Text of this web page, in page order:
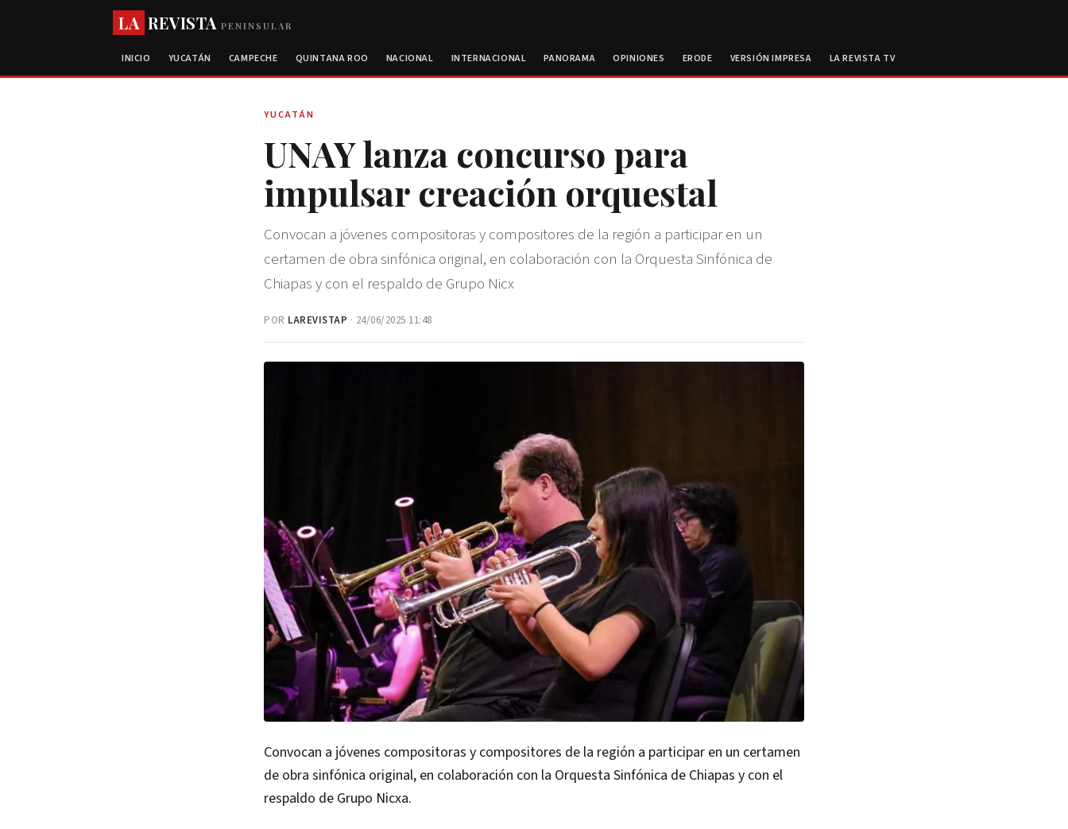
LA REVISTAPENINSULAR
INICIO YUCATÁN CAMPECHE QUINTANA ROO NACIONAL INTERNACIONAL PANORAMA OPINIONES ERODE VERSIÓN IMPRESA LA REVISTA TV
YUCATÁN
UNAY lanza concurso para
impulsar creación orquestal
Convocan a jóvenes compositoras y compositores de la región a participar en un
certamen de obra sinfónica original, en colaboración con la Orquesta Sinfónica de
Chiapas y con el respaldo de Grupo Nicx
POR LAREVISTAP · 24/06/2025 11:48
Convocan a jóvenes compositoras y compositores de la región a participar en un certamen
de obra sinfónica original, en colaboración con la Orquesta Sinfónica de Chiapas y con el
respaldo de Grupo Nicxa.